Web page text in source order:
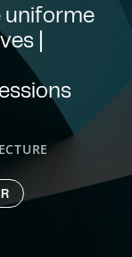
uniforme
|